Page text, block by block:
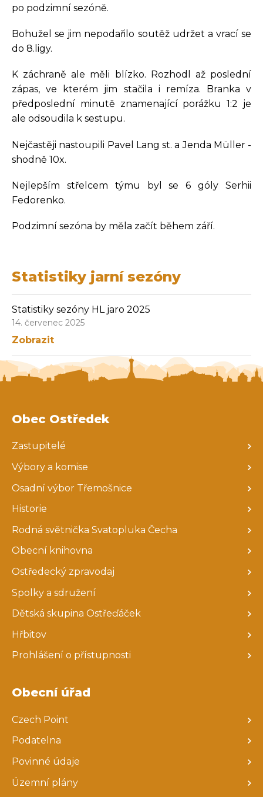
po podzimní sezóně.
Bohužel se jim nepodařilo soutěž udržet a vrací se
do 8.ligy.
K záchraně ale měli blízko. Rozhodl až poslední
zápas, ve kterém jim stačila i remíza. Branka v
předposlední minutě znamenající porážku 1:2 je
ale odsoudila k sestupu.
Nejčastěji nastoupili Pavel Lang st. a Jenda Müller -
shodně 10x.
Nejlepším střelcem týmu byl se 6 góly Serhii
Fedorenko.
Podzimní sezóna by měla začít během září.
Statistiky jarní sezóny
Statistiky sezóny HL jaro 2025
14. červenec 2025
Zobrazit
Obec Ostředek
Zastupitelé
Výbory a komise
Osadní výbor Třemošnice
Historie
Rodná světnička Svatopluka Čecha
Obecní knihovna
Ostředecký zpravodaj
Spolky a sdružení
Dětská skupina Ostřeďáček
Hřbitov
Prohlášení o přístupnosti
Obecní úřad
Czech Point
Podatelna
Povinné údaje
Územní plány